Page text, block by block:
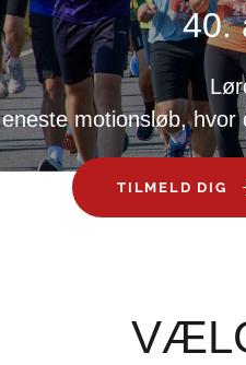
40.
motionsløb,
TILMELD DIG